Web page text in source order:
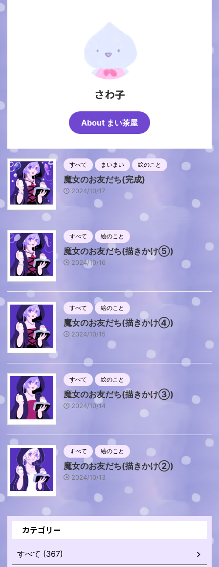
さわ子
About まい茶屋
すべて まいまい 絵のこと
魔女のお友だち(完成)
2024/10/17
すべて 絵のこと
魔女のお友だち(描きかけ⑤)
2024/10/16
すべて 絵のこと
魔女のお友だち(描きかけ④)
2024/10/15
すべて 絵のこと
魔女のお友だち(描きかけ③)
2024/10/14
すべて 絵のこと
魔女のお友だち(描きかけ②)
2024/10/13
カテゴリー
すべて (367)